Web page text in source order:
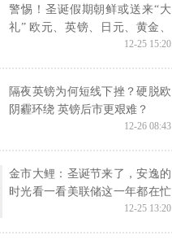
警惕！圣诞假期朝鲜或送来“大
礼” 欧元、英镑、日元、黄金、
12-25 15:20
隔夜英镑为何短线下挫？硬脱欧
阴霾环绕 英镑后市更艰难？
12-26 08:43
金市大鲤：圣诞节来了，安逸的
时光看一看美联储这一年都在忙
12-25 13:20